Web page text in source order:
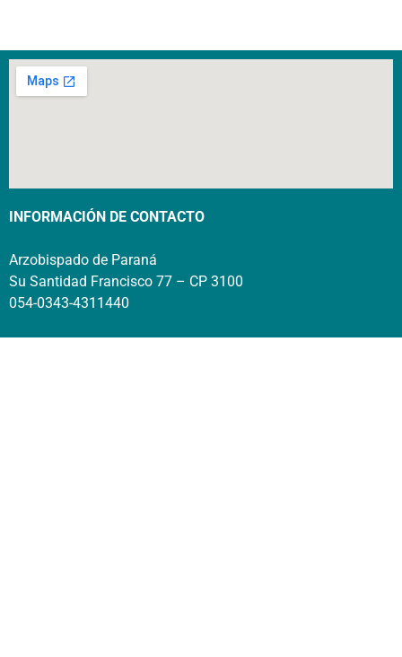
INFORMACIÓN DE CONTACTO
Arzobispado de Paraná
Su Santidad Francisco 77 – CP 3100
054-0343-4311440